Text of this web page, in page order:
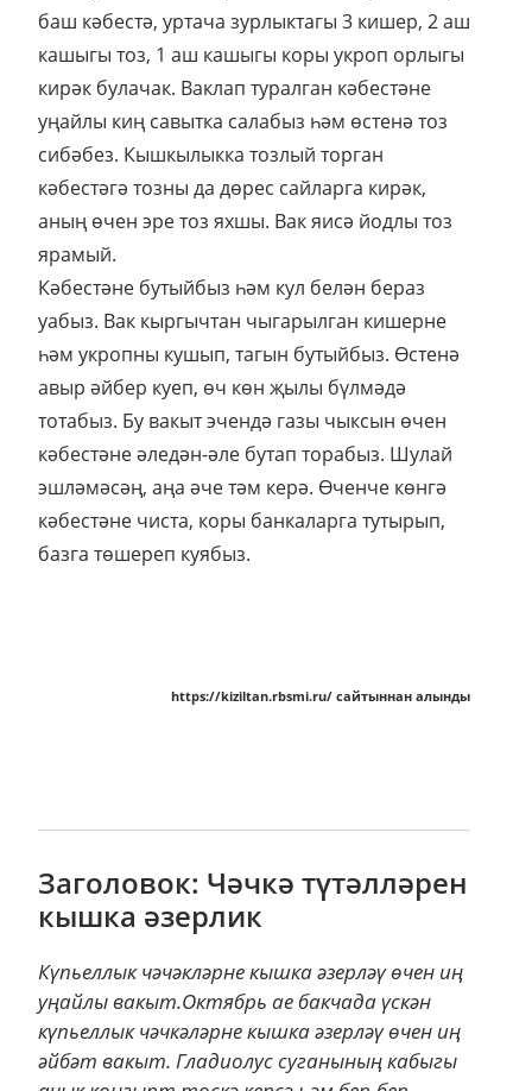
баш кәбестә, уртача зурлыктагы 3 кишер, 2 аш
кашыгы тоз, 1 аш кашыгы коры укроп орлыгы
кирәк булачак. Ваклап туралган кәбестәне
уңайлы киң савытка салабыз һәм өстенә тоз
сибәбез. Кышкылыкка тозлый торган
кәбестәгә тозны да дөрес сайларга кирәк,
аның өчен эре тоз яхшы. Вак яисә йодлы тоз
ярамый.
Кәбестәне бутыйбыз һәм кул белән бераз
уабыз. Вак кыргычтан чыгарылган кишерне
һәм укропны кушып, тагын бутыйбыз. Өстенә
авыр әйбер куеп, өч көн җылы бүлмәдә
тотабыз. Бу вакыт эчендә газы чыксын өчен
кәбестәне әледән-әле бутап торабыз. Шулай
эшләмәсәң, аңа әче тәм керә. Өченче көнгә
кәбестәне чиста, коры банкаларга тутырып,
базга төшереп куябыз.
https://kiziltan.rbsmi.ru/ сайтыннан алынды
Заголовок: Чәчкә түтәлләрен
кышка әзерлик
Күпьеллык чәчәкләрне кышка әзерләү өчен иң
уңайлы вакыт.Октябрь ае бакчада үскән
күпьеллык чәчкәләрне кышка әзерләү өчен иң
әйбәт вакыт. Гладиолус суганының кабыгы